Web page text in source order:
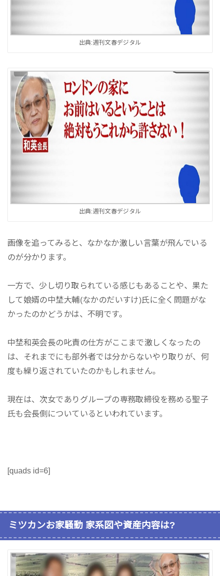
出典:週刊文春デジタル
出典:週刊文春デジタル
画像を追ってみると、なかなか激しい言葉が飛んでいる
のが分かります。
一方で、少し切り取られている感じもあることや、果た
して娘婿の中埜大輔(なかのだいすけ)氏に全く問題がな
かったのかどうかは、不明です。
中埜和英会長の叱責の仕方がここまで激しくなったの
は、それまでにも部外者では分からないやり取りが、何
度も繰り返されていたのかもしれません。
現在は、次女でありグループの専務取締役を務める聖子
氏も会長側についているといわれています。
[quads id=6]
ミツカンお家騒動 家系図や資産内容は?